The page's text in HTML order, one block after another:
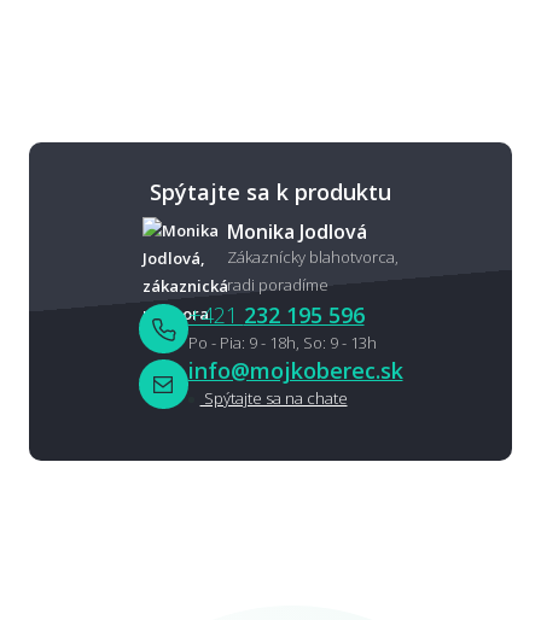
Spýtajte sa k produktu
Monika Jodlová
Zákaznícky blahotvorca,
radi poradíme
+421 232 195 596
Po - Pia: 9 - 18h, So: 9 - 13h
info@mojkoberec.sk
Spýtajte sa na chate